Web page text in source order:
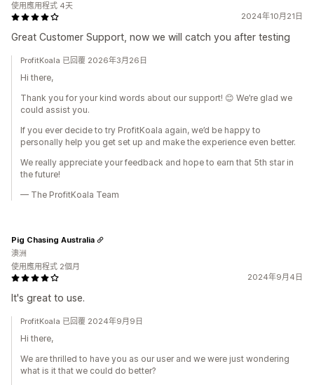
2024年10月21日
Great Customer Support, now we will catch you after testing
使用應用程式 4天
ProfitKoala 已回覆 2026年3月26日
Hi there,
Thank you for your kind words about our support! 😊 We’re glad we
could assist you.
If you ever decide to try ProfitKoala again, we’d be happy to
personally help you get set up and make the experience even better.
We really appreciate your feedback and hope to earn that 5th star in
the future!
— The ProfitKoala Team
2024年9月4日
It's great to use.
Pig Chasing Australia
澳洲
使用應用程式 2個月
ProfitKoala 已回覆 2024年9月9日
Hi there,
We are thrilled to have you as our user and we were just wondering
what is it that we could do better?